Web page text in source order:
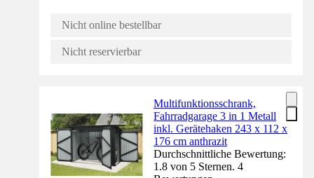
Nicht online bestellbar
Nicht reservierbar
Multifunktionsschrank,
Fahrradgarage 3 in 1 Metall
inkl. Gerätehaken 243 x 112 x
176 cm anthrazit
Durchschnittliche Bewertung:
1.8 von 5 Sternen. 4